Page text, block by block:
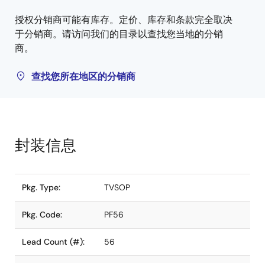
授权分销商可能有库存。定价、库存和条款完全取决
于分销商。请访问我们的目录以查找您当地的分销
商。
查找您所在地区的分销商
封装信息
Pkg. Type: TVSOP
Pkg. Code: PF56
Lead Count (#): 56